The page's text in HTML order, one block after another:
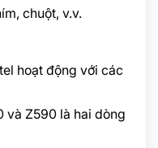
chuột, v.v.
hoạt động với các
và Z590 là hai dòng